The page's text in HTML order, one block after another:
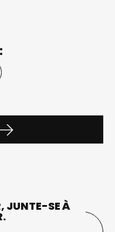
JUNTE-SE À